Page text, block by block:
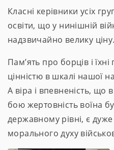
Класні керівники усіх
освіти, що у нинішній
надзвичайно велику ціну.
Пам’ять про борців і
цінністю в шкалі нашої
А віра і впевненість, що
бою жертовність воїна
державному рівні, є
морального духу